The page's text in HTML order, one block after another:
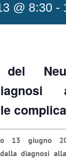
@ 8:30 -
13 giugno
diagnosi